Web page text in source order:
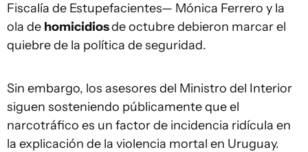
Fiscalía de Estupefacientes— Mónica Ferrero y la
ola de homicidiosde octubre debieron marcar el
quiebre de la política de seguridad.
Sin embargo, los asesores del Ministro del Interior
siguen sosteniendo públicamente que el
narcotráfico es un factor de incidencia ridícula en
la explicación de la violencia mortal en Uruguay.